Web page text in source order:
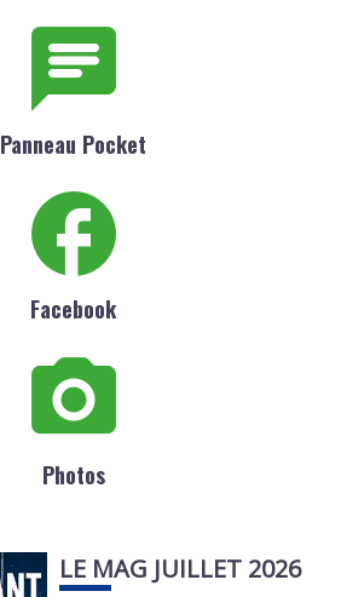
Panneau Pocket
Facebook
Photos
LE MAG JUILLET 2026